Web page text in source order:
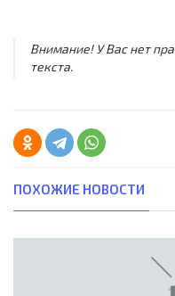
Внимание! У Вас нет
текста.
ПОХОЖИЕ НОВОСТИ